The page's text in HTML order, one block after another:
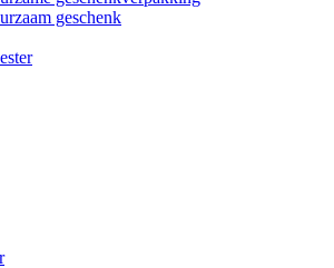
geschenk